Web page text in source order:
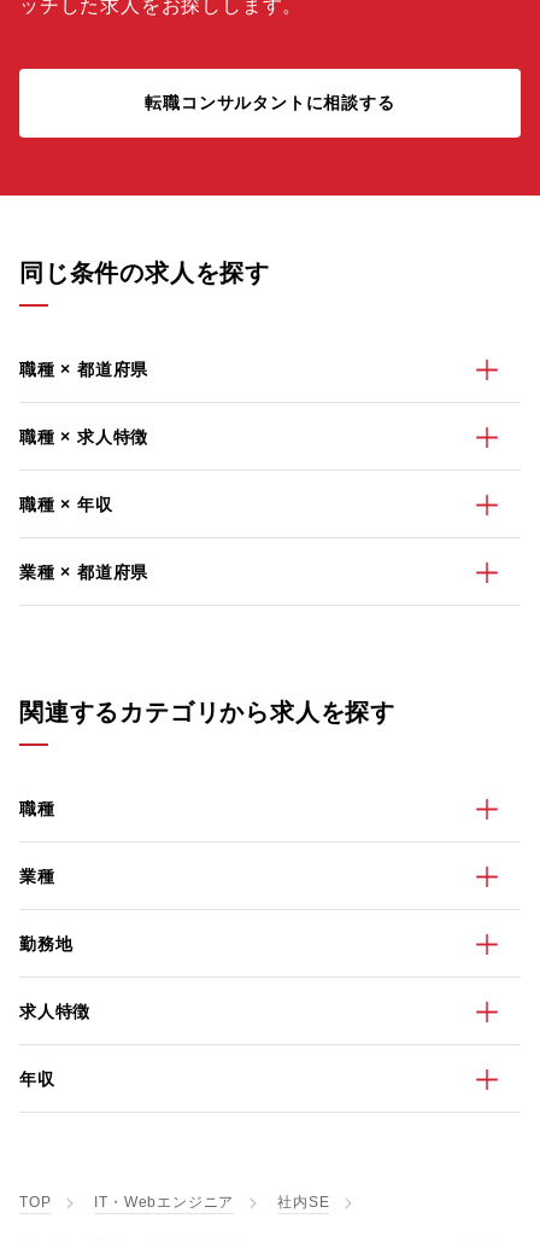
ッチした求人をお探しします。
転職コンサルタントに相談する
同じ条件の求人を探す
職種 × 都道府県
職種 × 求人特徴
職種 × 年収
業種 × 都道府県
関連するカテゴリから求人を探す
職種
業種
勤務地
求人特徴
年収
TOP IT・Webエンジニア 社内SE